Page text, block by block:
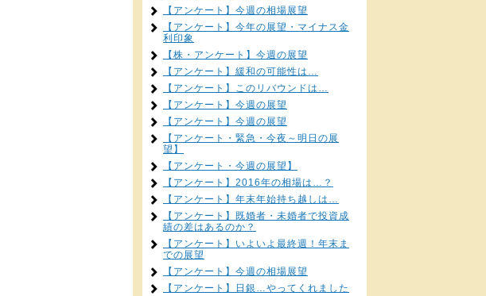
【アンケート】今週の相場展望
【アンケート】今年の展望・マイナス金
利印象
【株・アンケート】今週の展望
【アンケート】緩和の可能性は…
【アンケート】このリバウンドは…
【アンケート】今週の展望
【アンケート】今週の展望
【アンケート・緊急・今夜～明日の展
望】
【アンケート・今週の展望】
【アンケート】2016年の相場は…？
【アンケート】年末年始持ち越しは…
【アンケート】既婚者・未婚者で投資成
績の差はあるのか？
【アンケート】いよいよ最終週！年末ま
での展望
【アンケート】今週の相場展望
【アンケート】日銀…やってくれました